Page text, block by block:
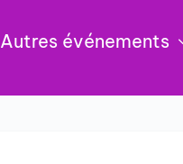
Autres événements